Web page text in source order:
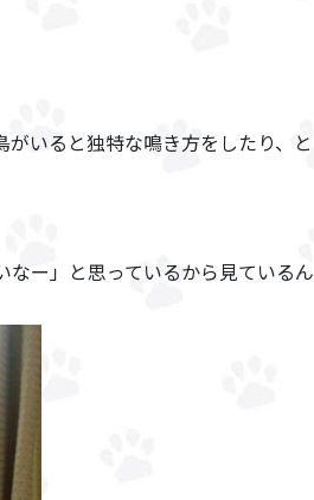
いると独特な鳴き方をしたり、と
ー」と思っているから見ているん